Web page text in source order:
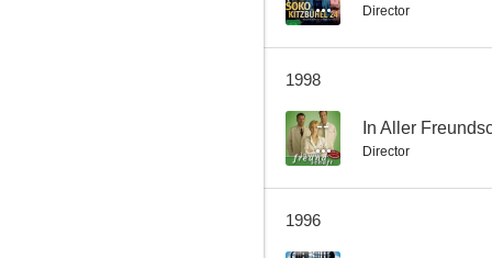
Director
1998
-- In Aller
Director
1996